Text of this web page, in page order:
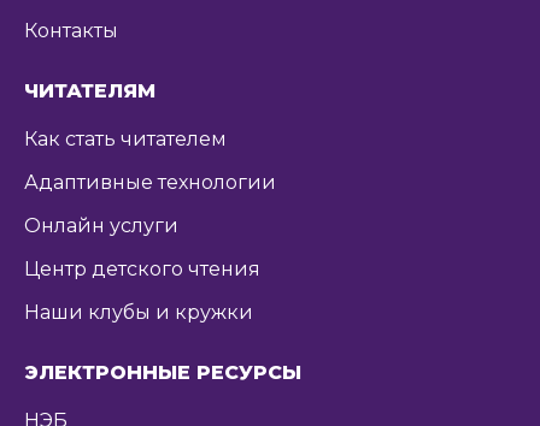
Контакты
ЧИТАТЕЛЯМ
Как стать читателем
Адаптивные технологии
Онлайн услуги
Центр детского чтения
Наши клубы и кружки
ЭЛЕКТРОННЫЕ РЕСУРСЫ
НЭБ